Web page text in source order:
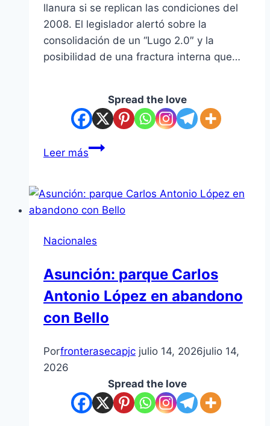
llanura si se replican las condiciones del
2008. El legislador alertó sobre la
consolidación de un “Lugo 2.0″ y la
posibilidad de una fractura interna que…
Spread the love
Leer más“Puede
Lugo
2.0”:
Ovelar
riesgo
de
llanura
para
ANR
Nacionales
Asunción: parque Carlos
Antonio López en abandono
con Bello
Porfronterasecapjc julio 14, 2026julio 14,
2026
Spread the love